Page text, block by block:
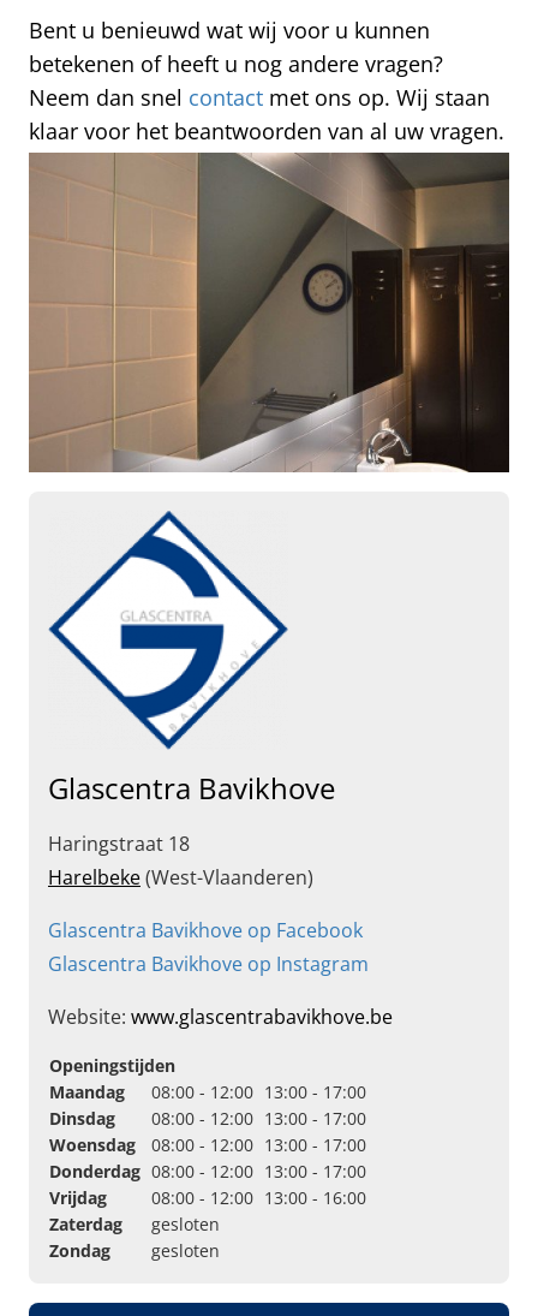
Bent u benieuwd wat wij voor u kunnen
betekenen of heeft u nog andere vragen?
Neem dan snel contact met ons op. Wij staan
klaar voor het beantwoorden van al uw vragen.
Glascentra Bavikhove
Haringstraat 18
Harelbeke(West-Vlaanderen)
Glascentra Bavikhove op Facebook
Glascentra Bavikhove op Instagram
Website: www.glascentrabavikhove.be
Openingstijden
Maandag
08:00 - 12:00 13:00 - 17:00
Dinsdag
08:00 - 12:00 13:00 - 17:00
Woensdag
08:00 - 12:00 13:00 - 17:00
Donderdag 08:00 - 12:00 13:00 - 17:00
Vrijdag
08:00 - 12:00 13:00 - 16:00
Zaterdag
gesloten
Zondag
gesloten